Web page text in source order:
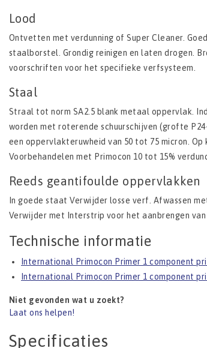
Lood
Ontvetten met verdunning of Super Cleaner.
staalborstel. Grondig reinigen en laten drogen.
voorschriften voor het specifieke verfsysteem.
Staal
Straal tot norm SA2.5 blank metaal oppervlak.
worden met roterende schuurschijven (grofte
een oppervlakteruwheid van 50­ tot 75 micron.
Voorbehandelen met Primocon 10­ tot 15%
Reeds geantifoulde oppervlakken
In goede staat Verwijder losse verf. Afwassen
Verwijder met Interstrip voor het aanbrengen
Technische informatie
International Primocon Primer 1 component
International Primocon Primer 1 component
Niet gevonden wat u zoekt?
Laat ons helpen!
Specificaties